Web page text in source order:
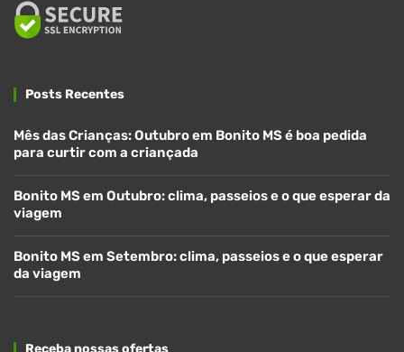
Posts Recentes
Mês das Crianças: Outubro em Bonito MS é boa pedida
para curtir com a criançada
Bonito MS em Outubro: clima, passeios e o que esperar da
viagem
Bonito MS em Setembro: clima, passeios e o que esperar
da viagem